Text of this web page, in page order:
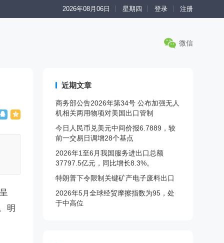
2026年08月06日 星期四 登录 注册
微信
明
近期文章
商务部公告2026年第34号 公布加强无人
机相关两用物项对美国出口管制
今日人民币兑美元中间价报6.7889，较
前一交易日调增28个基点
2026年1至6月我国服务进出口总额
37797.5亿元，同比增长8.3%。
特朗普下令限制关键矿产电子废料出口
2026年5月全球经贸摩擦指数为95，处
于中高位